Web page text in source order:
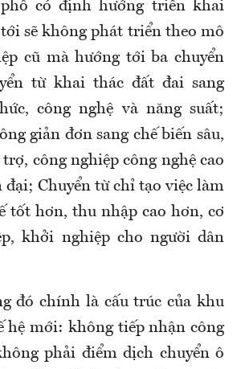
có định hướng triển khai
sẽ không phát triển theo mô
cũ mà hướng tới ba chuyển
từ khai thác đất đai sang
công nghệ và năng suất;
giản đơn sang chế biến sâu,
công nghiệp công nghệ cao
đại; Chuyển từ chỉ tạo việc làm
tốt hơn, thu nhập cao hơn, cơ
khởi nghiệp cho người dân
đó chính là cấu trúc của khu
hệ mới: không tiếp nhận công
phải điểm dịch chuyển ô